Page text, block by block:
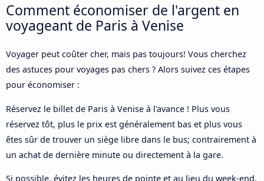
Comment économiser de l'argent en
voyageant de Paris à Venise
Voyager peut coûter cher, mais pas toujours! Vous cherchez
des astuces pour voyages pas chers ? Alors suivez ces étapes
pour économiser :
Réservez le billet de Paris à Venise à l'avance ! Plus vous
réservez tôt, plus le prix est généralement bas et plus vous
êtes sûr de trouver un siège libre dans le bus; contrairement à
un achat de dernière minute ou directement à la gare.
Si possible, évitez les heures de pointe et au lieu du week-end,